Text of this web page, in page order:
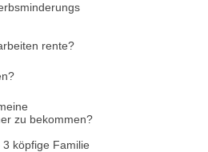
rente?
zu bekommen?
köpfige Familie